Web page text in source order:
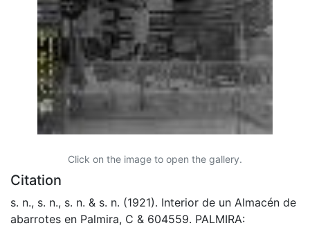
Click on the image to open the gallery.
Citation
s. n., s. n., s. n. & s. n. (1921). Interior de un Almacén de
abarrotes en Palmira, C & 604559. PALMIRA: